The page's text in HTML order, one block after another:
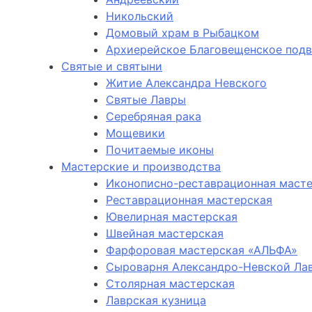
Никольский
Домовый храм в Рыбацком
Архиерейское Благовещенское
Святые и святыни
Житие Александра Невского
Святые Лавры
Серебряная рака
Мощевики
Почитаемые иконы
Мастерские и производства
Иконописно-реставрационная
Реставрационная мастерская
Ювелирная мастерская
Швейная мастерская
Фарфоровая мастерская «АЛЬФА»
Сыроварня Александро-Невской
Столярная мастерская
Лаврская кузница